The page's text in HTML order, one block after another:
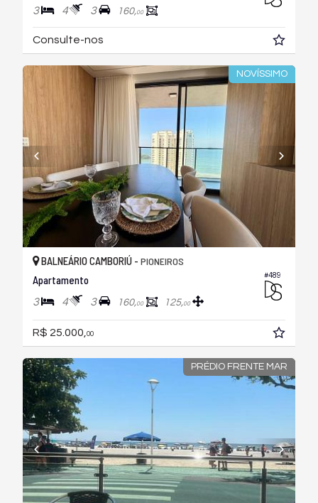
3 4 3 160,00
Consulte-nos
NOVÍSSIMO
#489
BALNEÁRIO CAMBORIÚ - PIONEIROS
Apartamento
3 4 3 160,00 125,00
R$ 25.000,00
PRÉDIO FRENTE MAR